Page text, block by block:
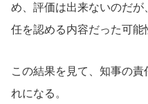
め、評価は出来ないのだ
任を認める内容だった可能
この結果を見て、知事の
れになる。